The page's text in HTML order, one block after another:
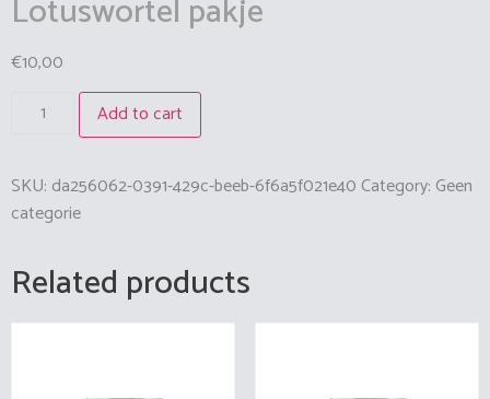
Lotuswortel pakje
€10,00
Add to cart
SKU: da256062-0391-429c-beeb-6f6a5f021e40 Category: Geen
categorie
Related products